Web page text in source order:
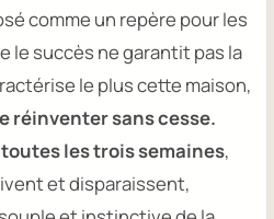
comme un repère pour les
le succès ne garantit pas la
le plus cette maison,
réinventer sans cesse.
les trois semaines,
et disparaissent,